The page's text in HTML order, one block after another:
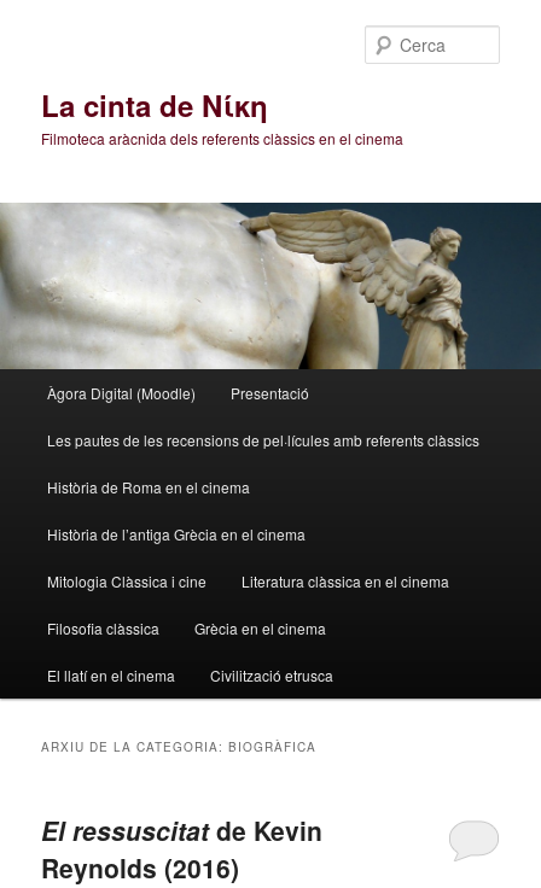
La cinta de Νίκη
Filmoteca aràcnida dels referents clàssics en el cinema
principal
Aneu
al
contingut
Aneu
al
contingut
Àgora Digital (Moodle) Presentació
Les pautes de les recensions de pel·lícules amb referents clàssics
Història de Roma en el cinema
Història de l’antiga Grècia en el cinema
Mitologia Clàssica i cine Literatura clàssica en el cinema
Filosofia clàssica Grècia en el cinema
El llatí en el cinema Civilització etrusca
ARXIU DE LA CATEGORIA:BIOGRÀFICA
El ressuscitatde Kevin
Reynolds (2016)